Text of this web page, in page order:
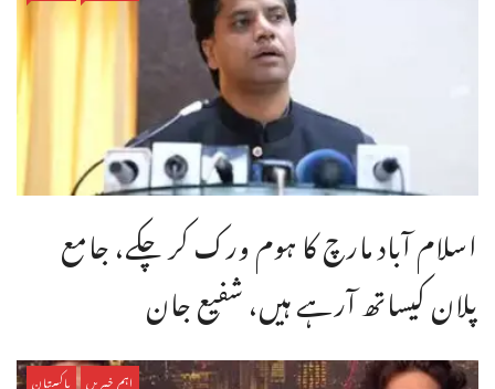
اسلام آباد مارچ کا ہوم ورک کر چکے، جامع
پلان کیساتھ آرہے ہیں، شفیع جان
اہم خبریں پاکستان